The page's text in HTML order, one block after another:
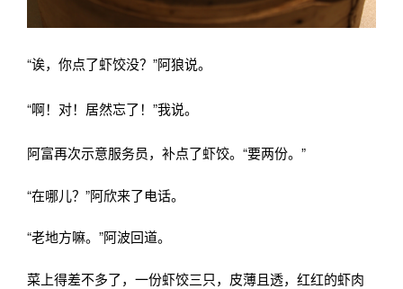
“诶，你点了虾饺没？”阿狼说。
“啊！对！居然忘了！”我说。
阿富再次示意服务员，补点了虾饺。“要两份。”
“在哪儿？”阿欣来了电话。
“老地方嘛。”阿波回道。
菜上得差不多了，一份虾饺三只，皮薄且透，红红的虾肉